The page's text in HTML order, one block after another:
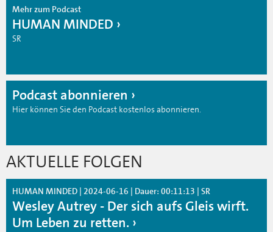
Mehr zum Podcast
HUMAN MINDED
SR
Podcast abonnieren
Hier können Sie den Podcast kostenlos abonnieren.
AKTUELLE FOLGEN
HUMAN MINDED | 2024-06-16 | Dauer: 00:11:13 | SR
Wesley Autrey - Der sich aufs Gleis wirft.
Um Leben zu retten.